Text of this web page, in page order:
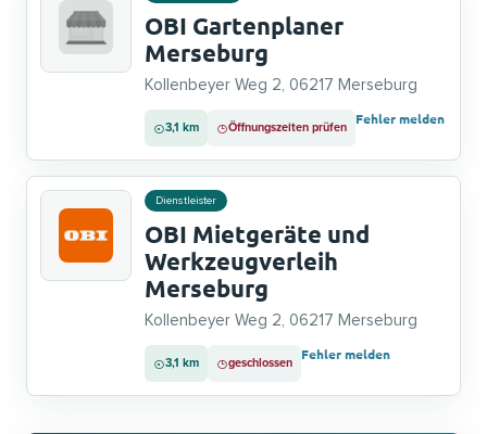
OBI Gartenplaner
Merseburg
Kollenbeyer Weg 2, 06217 Merseburg
3,1 km Öffnungszeiten prüfen
Fehler melden
Dienstleister
OBI Mietgeräte und
Werkzeugverleih
Merseburg
Kollenbeyer Weg 2, 06217 Merseburg
3,1 km geschlossen
Fehler melden